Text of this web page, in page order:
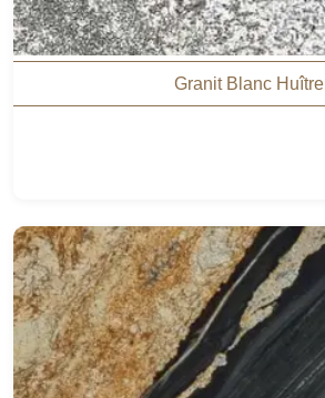
Granit Blanc Huître